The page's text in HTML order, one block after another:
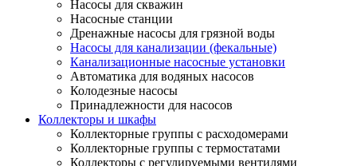
Насосы для скважин
Насосные станции
Дренажные насосы для грязной воды
Насосы для канализации (фекальные)
Канализационные насосные установки
Автоматика для водяных насосов
Колодезные насосы
Принадлежности для насосов
Коллекторы и шкафы
Коллекторные группы с расходомерами
Коллекторные группы с термостатами
Коллекторы с регулируемыми вентилями